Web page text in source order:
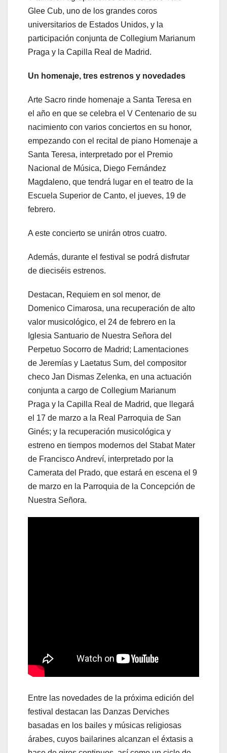
Glee Cub, uno de los grandes coros
universitarios de Estados Unidos, y la
participación conjunta de Collegium Marianum
Praga y la Capilla Real de Madrid.
Un homenaje, tres estrenos y novedades
Arte Sacro rinde homenaje a Santa Teresa en
el año en que se celebra el V Centenario de su
nacimiento con varios conciertos en su honor,
empezando con el recital de piano Homenaje a
Santa Teresa, interpretado por el Premio
Nacional de Música, Diego Fernández
Magdaleno, que tendrá lugar en el teatro de la
Escuela Superior de Canto, el jueves, 19 de
febrero.
A este concierto se unirán otros cuatro.
Además, durante el festival se podrá disfrutar
de dieciséis estrenos.
Destacan, Requiem en sol menor, de
Domenico Cimarosa, una recuperación de alto
valor musicológico, el 24 de febrero en la
Iglesia Santuario de Nuestra Señora del
Perpetuo Socorro de Madrid; Lamentaciones
de Jeremías y Laetatus Sum, del compositor
checo Jan Dismas Zelenka, en una actuación
conjunta a cargo de Collegium Marianum
Praga y la Capilla Real de Madrid, que llegará
el 17 de marzo a la Real Parroquia de San
Ginés; y la recuperación musicológica y
estreno en tiempos modernos del Stabat Mater
de Francisco Andreví, interpretado por la
Camerata del Prado, que estará en escena el 9
de marzo en la Parroquia de la Concepción de
Nuestra Señora.
Entre las novedades de la próxima edición del
festival destacan las Danzas Derviches
basadas en los bailes y músicas religiosas
árabes, cuyos bailarines alcanzan el éxtasis a